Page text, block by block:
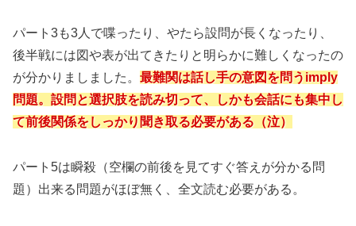
パート3も3人で喋ったり、やたら設問が長くなったり、
後半戦には図や表が出てきたりと明らかに難しくなったの
が分かりましました。 最難関は話し手の意図を問うimply
問題。設問と選択肢を読み切って、しかも会話にも集中し
て前後関係をしっかり聞き取る必要がある（泣）
パート5は瞬殺（空欄の前後を見てすぐ答えが分かる問
題）出来る問題がほぼ無く、全文読む必要がある。